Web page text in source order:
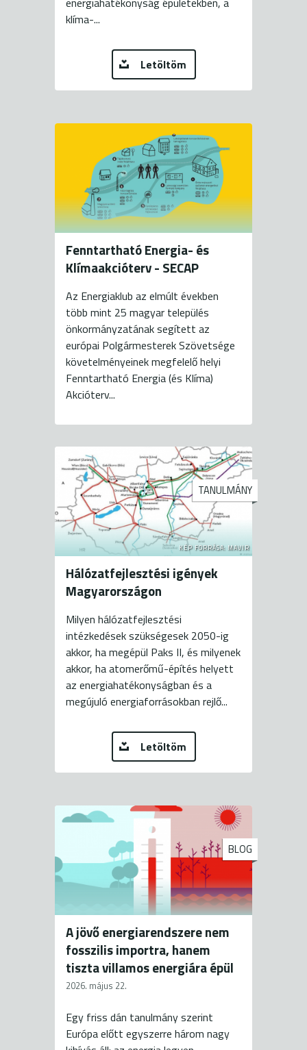
klíma-...
Letöltöm
Fenntartható Energia- és
Klímaakcióterv - SECAP
Az Energiaklub az elmúlt években
több mint 25 magyar település
önkormányzatának segített az
európai Polgármesterek Szövetsége
követelményeinek megfelelő helyi
Fenntartható Energia (és Klíma)
Akcióterv...
KÉP FORRÁSA: MAVIR
TANULMÁNY
Hálózatfejlesztési igények
Magyarországon
Milyen hálózatfejlesztési
intézkedések szükségesek 2050-ig
akkor, ha megépül Paks II, és milyenek
akkor, ha atomerőmű-építés helyett
az energiahatékonyságban és a
megújuló energiaforrásokban rejlő...
Letöltöm
BLOG
A jövő energiarendszere nem
fosszilis importra, hanem
tiszta villamos energiára épül
2026. május 22.
Egy friss dán tanulmány szerint
Európa előtt egyszerre három nagy